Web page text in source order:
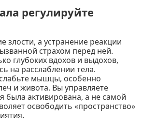
регулируйте
злости, а устранение реакции
страхом перед ней.
глубоких вдохов и выдохов,
на расслаблении тела.
мышцы, особенно
и живота. Вы управляете
была активирована, а не самой
освободить «пространство»